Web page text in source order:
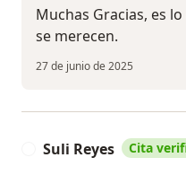
Muchas Gracias, es
se merecen.
27 de junio de 2025
Suli Reyes Cita